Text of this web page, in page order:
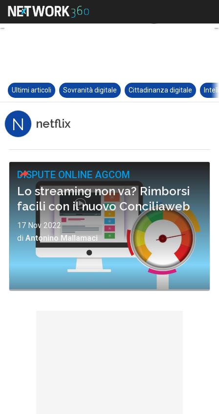
Ultimi articoli Sovranità digitale Cittadinanza digitale
N netflix
DISPUTE ONLINE AGCOM
Lo streaming non va? Rimborsi
facili con il nuovo Conciliaweb
17 Nov 2022
diAntonino Mallamaci